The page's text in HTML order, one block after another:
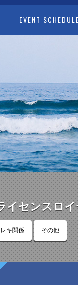
EVENT SCHEDULE
イセンスロ
キ関係 その他